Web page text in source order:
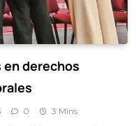
en derechos
0 3 Mins